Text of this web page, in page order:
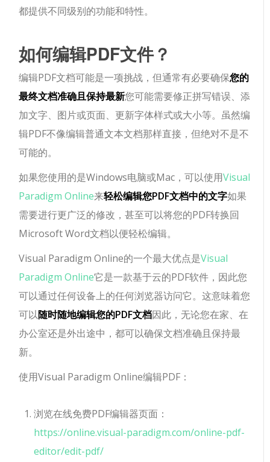
都提供不同级别的功能和特性。
如何编辑PDF文件？
编辑PDF文档可能是一项挑战，但通常有必要确保您的
最终文档准确且保持最新您可能需要修正拼写错误、添
加文字、图片或页面、更新字体样式或大小等。虽然编
辑PDF不像编辑普通文本文档那样直接，但绝对不是不
可能的。
如果您使用的是Windows电脑或Mac，可以使用Visual
Paradigm Online来轻松编辑您PDF文档中的文字如果
需要进行更广泛的修改，甚至可以将您的PDF转换回
Microsoft Word文档以便轻松编辑。
Visual Paradigm Online的一个最大优点是Visual
Paradigm Online它是一款基于云的PDF软件，因此您
可以通过任何设备上的任何浏览器访问它。这意味着您
可以随时随地编辑您的PDF文档因此，无论您在家、在
办公室还是外出途中，都可以确保文档准确且保持最
新。
使用Visual Paradigm Online编辑PDF：
浏览在线免费PDF编辑器页面：
https://online.visual-paradigm.com/online-pdf-
editor/edit-pdf/